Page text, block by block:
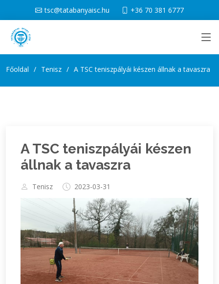
tsc@tatabanyaisc.hu +36 70 381 6777
Főoldal Tenisz A TSC teniszpályái készen állnak a tavaszra
A TSC teniszpályái készen
állnak a tavaszra
Tenisz 2023-03-31